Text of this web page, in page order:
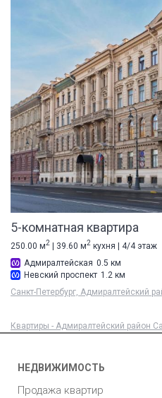
5-комнатная квартира
250.00 м2 | 39.60 м2 кухня | 4/4 этаж
Адмиралтейская 0.5 км
Невский проспект 1.2 км
Санкт-Петербург, Адмиралтейский
Квартиры - Адмиралтейский район
НЕДВИЖИМОСТЬ
Продажа квартир